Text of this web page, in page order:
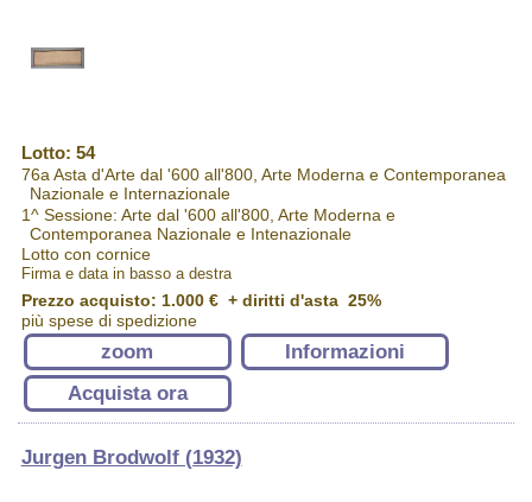
Lotto: 54
76a Asta d'Arte dal '600 all'800, Arte Moderna e Contemporanea
Nazionale e Internazionale
1^ Sessione: Arte dal '600 all'800, Arte Moderna e
Contemporanea Nazionale e Intenazionale
Lotto con cornice
Firma e data in basso a destra
Prezzo acquisto: 1.000 €+ diritti d'asta 25%
più spese di spedizione
zoom
Informazioni
Acquista ora
Jurgen Brodwolf (1932)